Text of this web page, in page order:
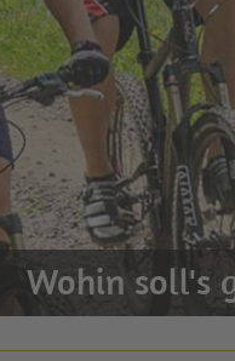
Wohin soll's